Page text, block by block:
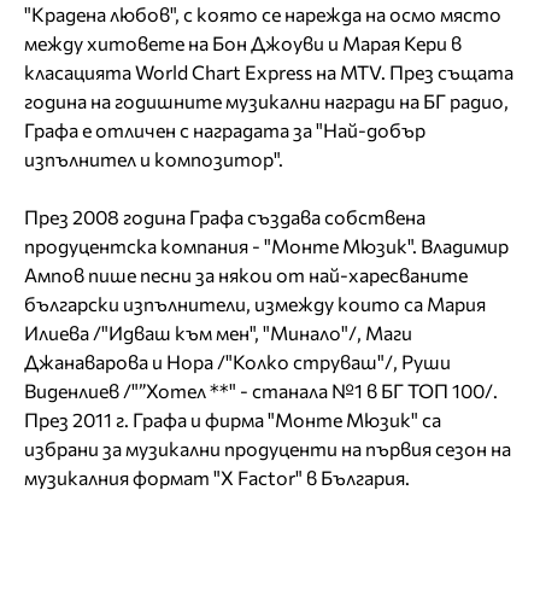
"Крадена любов", с която се нарежда на осмо място
между хитовете на Бон Джоуви и Марая Кери в
класацията World Chart Express на MTV. През същата
година на годишните музикални награди на БГ радио,
Графа е отличен с наградата за "Най-добър
изпълнител и композитор".
През 2008 година Графа създава собствена
продуцентска компания - "Монте Мюзик". Владимир
Ампов пише песни за някои от най-харесваните
български изпълнители, измежду които са Мария
Илиева /"Идваш към мен", "Минало"/, Маги
Джанаварова и Нора /"Колко струваш"/, Руши
Виденлиев /"”Хотел **" - станала №1 в БГ ТОП 100/.
През 2011 г. Графа и фирма "Монте Мюзик" са
избрани за музикални продуценти на първия сезон на
музикалния формат "X Factor" в България.